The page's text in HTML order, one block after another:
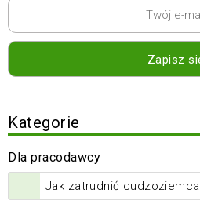
Kategorie
Dla pracodawcy
Jak zatrudnić cudzoziemca